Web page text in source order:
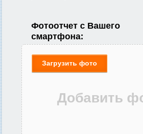
Фотоотчет с Вашего
смартфона:
Загрузить фото